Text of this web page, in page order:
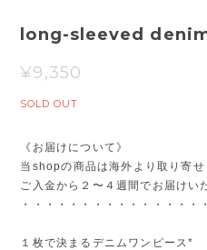
long-sleeved
¥9,350
SOLD OUT
《お届けについて》
当shopの商品は海外より取り寄せ
ご入金から２〜４週間でお届けい
・・・・・・・・・・・・・・・
１枚で決まるデニムワンピース*